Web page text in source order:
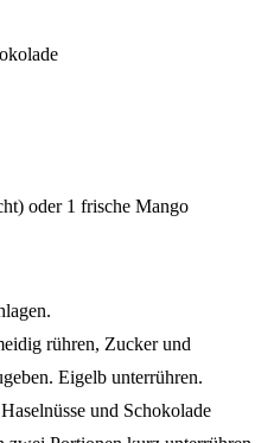
oder 1 frische Mango
rühren, Zucker und
Eigelb unterrühren.
und Schokolade